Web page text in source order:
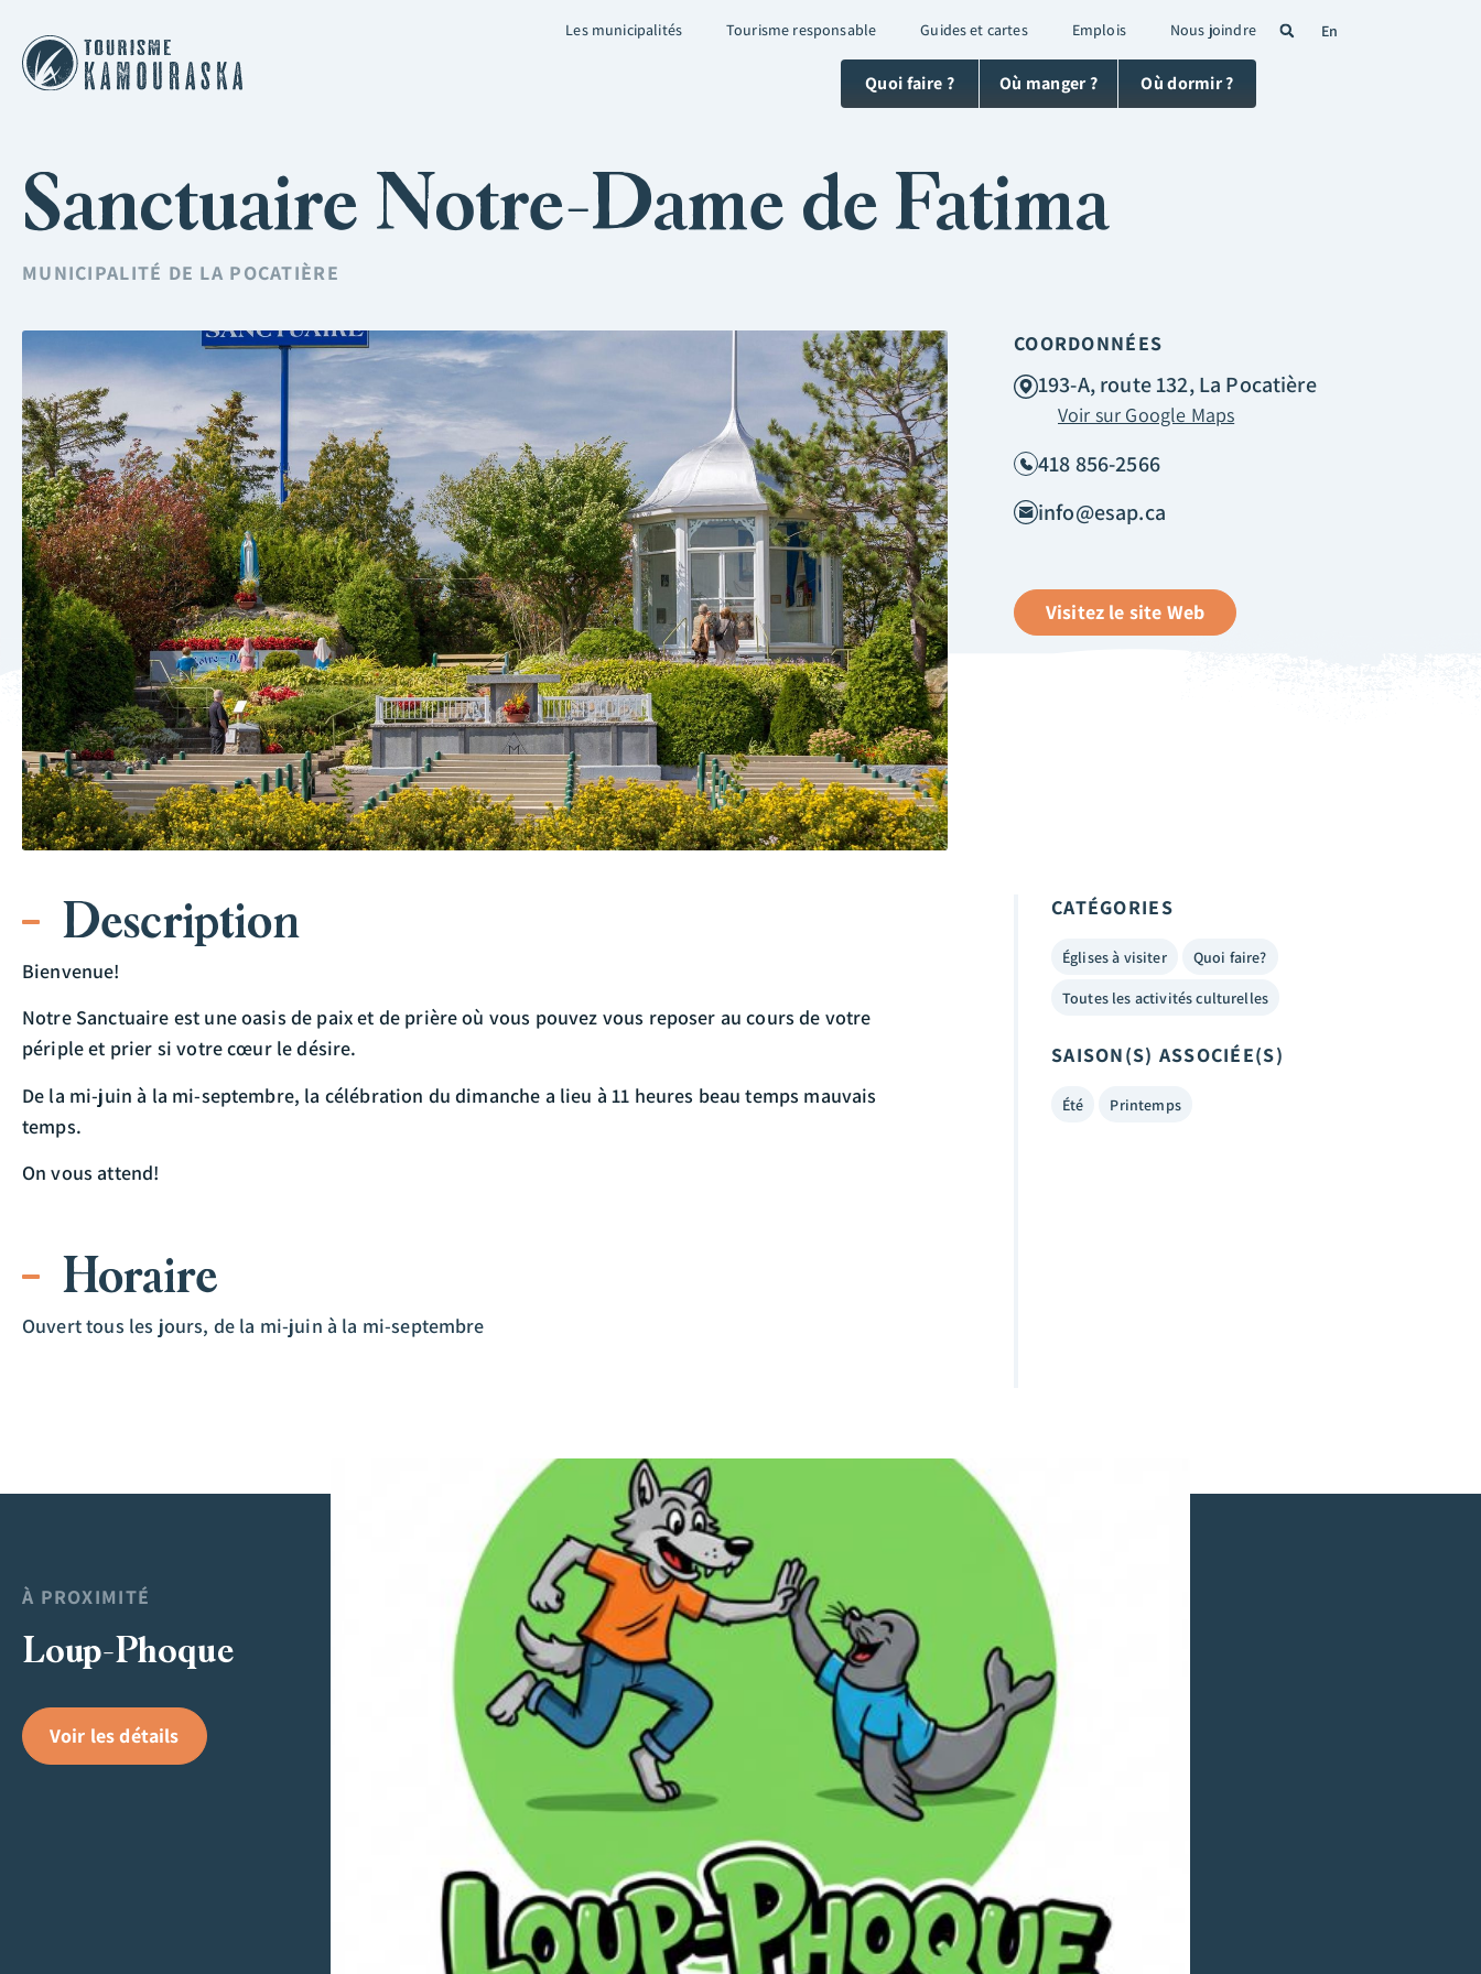
Les municipalités Tourisme responsable Guides et cartes Emplois Nous joindre En
Quoi faire ? Où manger ? Où dormir ?
Sanctuaire Notre-Dame de Fatima
MUNICIPALITÉ DE LA POCATIÈRE
COORDONNÉES
193-A, route 132, La Pocatière
Voir sur Google Maps
418 856-2566
info@esap.ca
Visitez le site Web
Description
Bienvenue!
Notre Sanctuaire est une oasis de paix et de prière où vous pouvez vous reposer au cours de votre
périple et prier si votre cœur le désire.
De la mi-juin à la mi-septembre, la célébration du dimanche a lieu à 11 heures beau temps mauvais
temps.
On vous attend!
Horaire
Ouvert tous les jours, de la mi-juin à la mi-septembre
CATÉGORIES
Églises à visiter Quoi faire?
Toutes les activités culturelles
SAISON(S) ASSOCIÉE(S)
Été Printemps
À PROXIMITÉ
Loup-Phoque
Voir les détails